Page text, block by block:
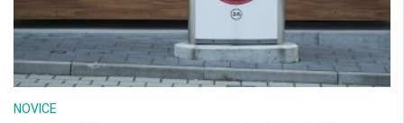
NOVICE